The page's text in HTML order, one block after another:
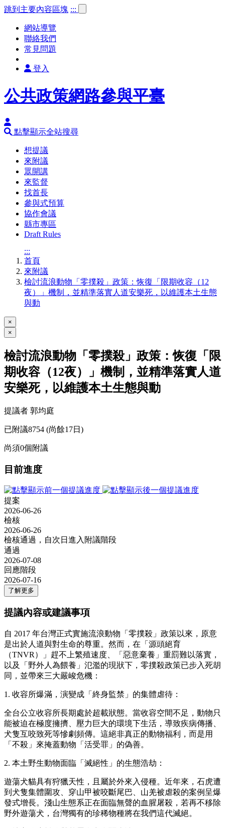
跳到主要內容區塊 :::
網站導覽
聯絡我們
常見問題
登入
公共政策網路參與平臺
點擊顯示全站搜尋
想提議
來附議
眾開講
來監督
找首長
參與式預算
協作會議
縣市專區
Draft Rules
:::
首頁
來附議
檢討流浪動物「零撲殺」政策：恢復「限期收容（12
夜）」機制，並精準落實人道安樂死，以維護本土生態
與動
×
×
檢討流浪動物「零撲殺」政策：恢復「限
期收容（12夜）」機制，並精準落實人道
安樂死，以維護本土生態與動
提議者 郭均庭
已附議8754 (尚餘17日)
尚須0個附議
目前進度
提案
2026-06-26
檢核
2026-06-26
檢核通過，自次日進入附議階段
通過
2026-07-08
回應階段
2026-07-16
了解更多
提議內容或建議事項
自 2017 年台灣正式實施流浪動物「零撲殺」政策以來，原意
是出於人道與對生命的尊重。然而，在「源頭絕育
（TNVR）」趕不上繁殖速度、「惡意棄養」重罰難以落實，
以及「野外人為餵養」氾濫的現狀下，零撲殺政策已步入死胡
同，並帶來三大嚴峻危機：
1. 收容所爆滿，演變成「終身監禁」的集體虐待：
全台公立收容所長期處於超載狀態。當收容空間不足，動物只
能被迫在極度擁擠、壓力巨大的環境下生活，導致疾病傳播、
犬隻互咬致死等慘劇頻傳。這絕非真正的動物福利，而是用
「不殺」來掩蓋動物「活受罪」的偽善。
2. 本土野生動物面臨「滅絕性」的生態浩劫：
遊蕩犬貓具有狩獵天性，且屬於外來入侵種。近年來，石虎遭
到犬隻集體圍攻、穿山甲被咬斷尾巴、山羌被虐殺的案例呈爆
發式增長。淺山生態系正在面臨無聲的血腥屠殺，若再不移除
野外遊蕩犬，台灣獨有的珍稀物種將在我們這代滅絕。